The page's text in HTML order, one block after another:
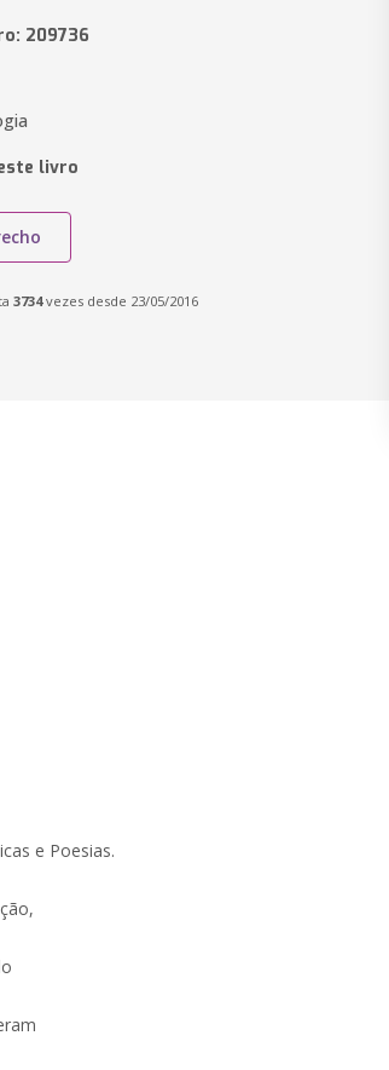
209736
livro
3734vezes desde 23/05/2016
e Poesias.